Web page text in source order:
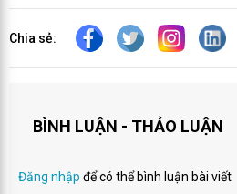
Chia sẻ:
BÌNH LUẬN - THẢO LUẬN
Đăng nhập để có thể bình luận bài viết